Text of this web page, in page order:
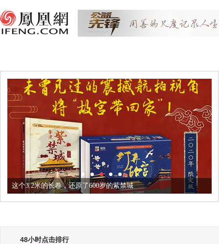
这个3.2米的长卷，还原了600岁的紫禁城
48小时点击排行